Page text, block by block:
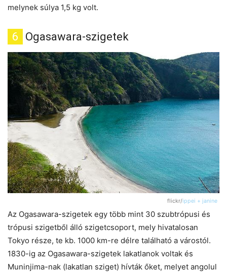
melynek súlya 1,5 kg volt.
6 Ogasawara-szigetek
flickr/ippei + janine
Az Ogasawara-szigetek egy több mint 30 szubtrópusi és
trópusi szigetből álló szigetcsoport, mely hivatalosan
Tokyo része, te kb. 1000 km-re délre található a várostól.
1830-ig az Ogasawara-szigetek lakatlanok voltak és
Muninjima-nak (lakatlan sziget) hívták őket, melyet angolul